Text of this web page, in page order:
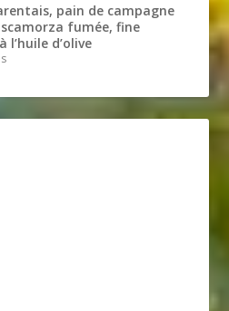
pain de campagne
fumée, fine
l’huile d’olive